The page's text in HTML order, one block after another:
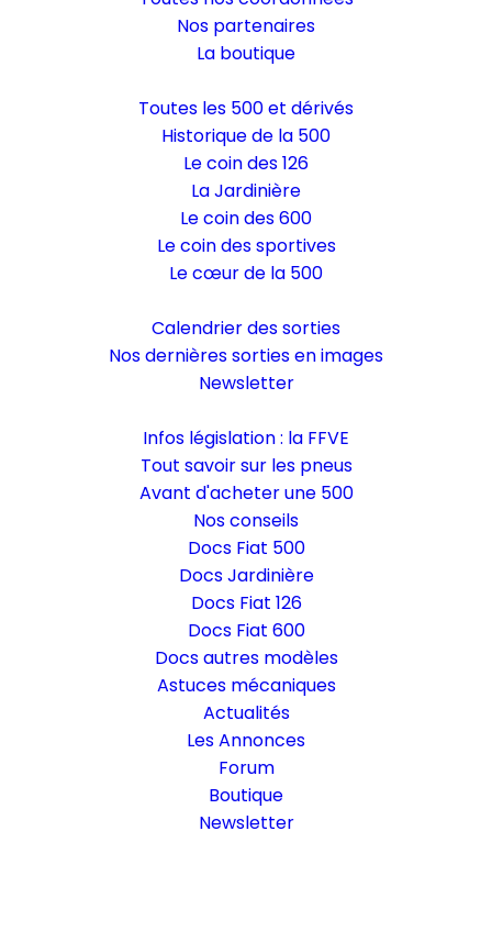
Nos partenaires
La boutique
Toutes les 500 et dérivés
Historique de la 500
Le coin des 126
La Jardinière
Le coin des 600
Le coin des sportives
Le cœur de la 500
Calendrier des sorties
Nos dernières sorties en images
Newsletter
Infos législation : la FFVE
Tout savoir sur les pneus
Avant d'acheter une 500
Nos conseils
Docs Fiat 500
Docs Jardinière
Docs Fiat 126
Docs Fiat 600
Docs autres modèles
Astuces mécaniques
Actualités
Les Annonces
Forum
Boutique
Newsletter